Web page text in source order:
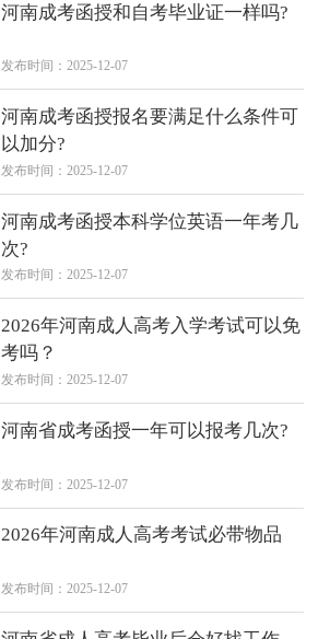
河南成考函授和自考毕业证一样吗?
发布时间：2025-12-07
河南成考函授报名要满足什么条件可
以加分?
发布时间：2025-12-07
河南成考函授本科学位英语一年考几
次?
发布时间：2025-12-07
2026年河南成人高考入学考试可以免
考吗？
发布时间：2025-12-07
河南省成考函授一年可以报考几次?
发布时间：2025-12-07
2026年河南成人高考考试必带物品
发布时间：2025-12-07